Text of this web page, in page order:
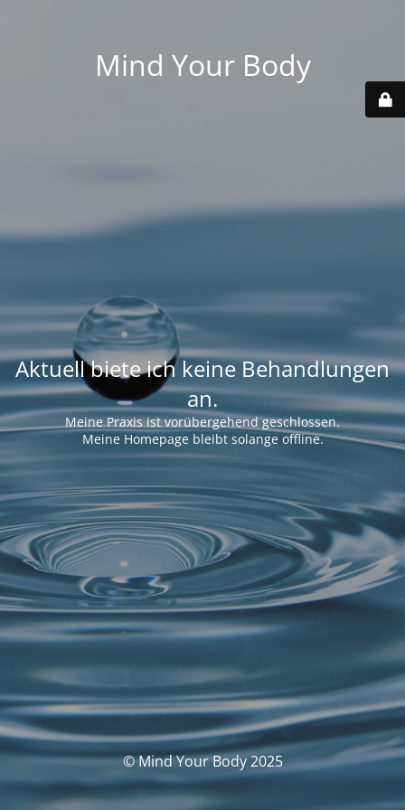
Mind Your Body
Aktuell biete ich keine Behandlungen
an.
Meine Praxis ist vorübergehend geschlossen.
Meine Homepage bleibt solange offline.
© Mind Your Body 2025